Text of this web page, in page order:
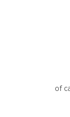
of